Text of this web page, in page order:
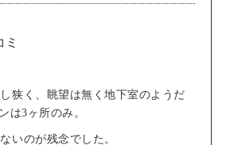
ミ
狭く、眺望は無く地下室のようだ
は3ヶ所のみ。
いのが残念でした。